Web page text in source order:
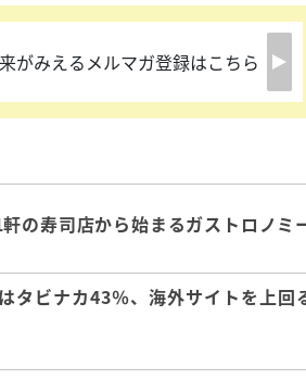
がみえるメルマガ登録はこちら
の寿司店から始まるガストロノミ
タビナカ43％、海外サイトを上